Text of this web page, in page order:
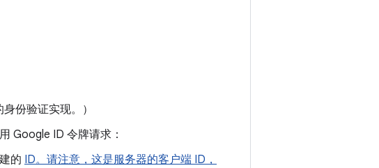
份验证实现。）
Google ID 令牌请求：
的 ID。请注意，这是服务器的客户端 ID，